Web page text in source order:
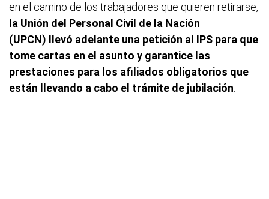
en el camino de los trabajadores que quieren retirarse,
la Unión del Personal Civil de la Nación
(UPCN) llevó adelante una petición al IPS para que
tome cartas en el asunto y garantice las
prestaciones para los afiliados obligatorios que
están llevando a cabo el trámite de jubilación